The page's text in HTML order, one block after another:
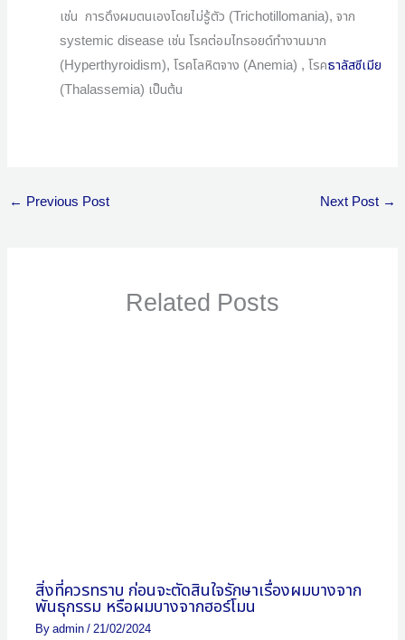
เช่น การดึงผมตนเองโดยไม่รู้ตัว (Trichotillomania), จาก
systemic disease เช่น โรคต่อมไทรอยด์ทำงานมาก
(Hyperthyroidism), โรคโลหิตจาง (Anemia) , โรคธาลัสซีเมีย
(Thalassemia) เป็นต้น
← Previous Post Next Post →
Related Posts
สิ่งที่ควรทราบ ก่อนจะตัดสินใจรักษาเรื่องผมบางจาก
พันธุกรรม หรือผมบางจากฮอร์โมน
Byadmin/21/02/2024